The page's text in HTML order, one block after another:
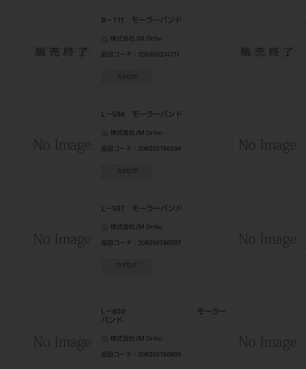
B－711 モーラーバンド
株式会社JM Ortho
品目コード ：206350374711
カタログ
L－594 モーラーバンド
株式会社JM Ortho
品目コード ：206350780594
カタログ
L－597 モーラーバンド
株式会社JM Ortho
品目コード ：206350780597
カタログ
L－600 モーラー
バンド
株式会社JM Ortho
品目コード ：206350780600